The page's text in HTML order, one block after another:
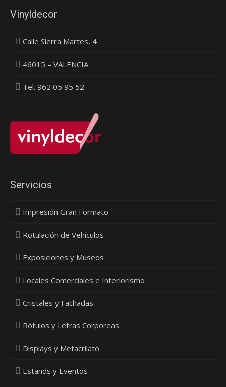
Vinyldecor
Calle Sierra Martes, 4
46015 – VALENCIA
Tel. 962 05 95 52
Servicios
Impresión Gran Formato
Rotulación de Vehículos
Exposiciones y Museos
Locales Comerciales e Interiorismo
Cristales y Fachadas
Rótulos y Letras Corporeas
Displays y Metacrilato
Estands y Eventos